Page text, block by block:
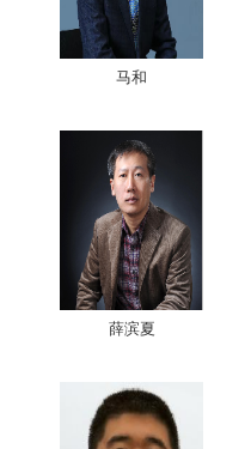
马和
薛滨夏